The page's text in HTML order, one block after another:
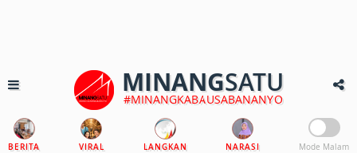
MINANGSATU
#MINANGKABAUSABANANYO
BERITA VIRAL LANGKAN NARASI Mode Malam